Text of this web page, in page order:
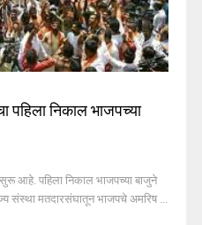
पहिला निकाल भाजपच्या
सुरू आहे. पहिला निकाल भाजपच्या बाजुने
संस्था मतदारसंघातून भाजपचे अमरिष ...